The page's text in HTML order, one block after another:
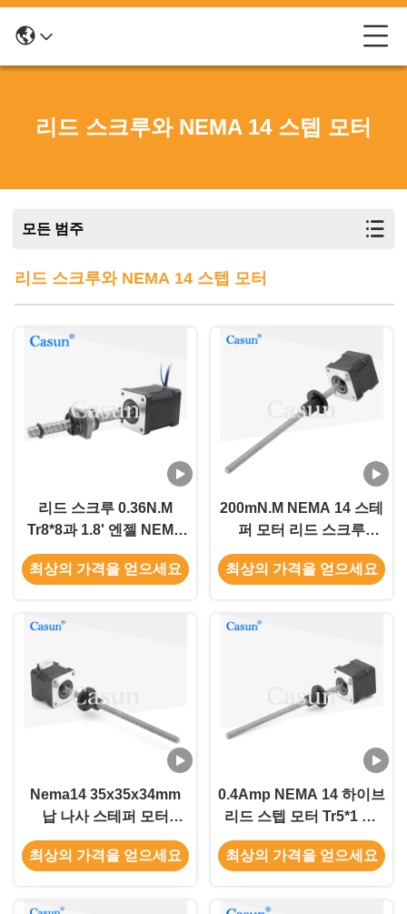
리드 스크루와 NEMA 14 스텝 모터
모든 범주
리드 스크루와 NEMA 14 스텝 모터
리드 스크루 0.36N.M
Tr8*8과 1.8' 엔젤 NEMA
14 스텝 모터
최상의 가격을 얻으세요
200mN.M NEMA 14 스테
퍼 모터 리드 스크루
Tr8x8 P2 스테퍼 모터
최상의 가격을 얻으세요
Nema14 35x35x34mm
납 나사 스테퍼 모터
Tr8x4 P2 미니 캡티브 스
테퍼 모터
최상의 가격을 얻으세요
0.4Amp NEMA 14 하이브
리드 스텝 모터 Tr5*1 P1
자동화 기계용 마이크로
스텝 모터
최상의 가격을 얻으세요